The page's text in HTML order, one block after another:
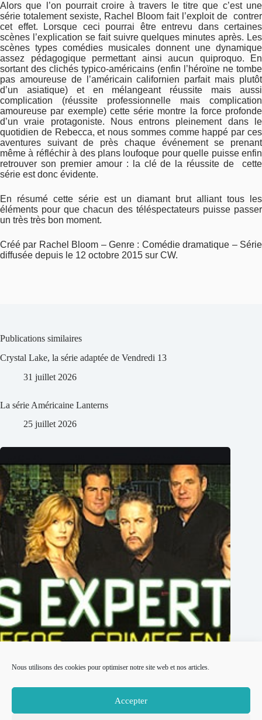
Nous utilisons des cookies pour optimiser notre site web et nos articles.
Accepter
Alors que l’on pourrait croire à travers le titre que c’est une
série totalement sexiste, Rachel Bloom fait l’exploit de contrer
cet effet. Lorsque ceci pourrai être entrevu dans certaines
scènes l’explication se fait suivre quelques minutes après. Les
scènes types comédies musicales donnent une dynamique
assez pédagogique permettant ainsi aucun quiproquo. En
sortant des clichés typico-américains (enfin l’héroïne ne tombe
pas amoureuse de l’américain californien parfait mais plutôt
d’un asiatique) et en mélangeant réussite mais aussi
complication (réussite professionnelle mais complication
amoureuse par exemple) cette série montre la force profonde
d’un vraie protagoniste. Nous entrons pleinement dans le
quotidien de Rebecca, et nous sommes comme happé par ces
aventures suivant de près chaque événement se prenant
même à réfléchir à des plans loufoque pour quelle puisse enfin
retrouver son premier amour : la clé de la réussite de cette
série est donc évidente.
En résumé cette série est un diamant brut alliant tous les
éléments pour que chacun des téléspectateurs puisse passer
un très très bon moment.
Créé par Rachel Bloom – Genre : Comédie dramatique – Série
diffusée depuis le 12 octobre 2015 sur CW.
Publications similaires
Crystal Lake, la série adaptée de Vendredi 13
31 juillet 2026
La série Américaine Lanterns
25 juillet 2026